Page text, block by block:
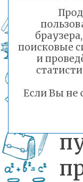
поисковые
и
Если Вы не